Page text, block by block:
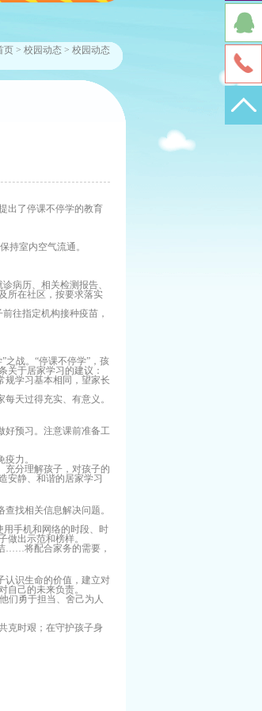
页 > 校园动态 > 校园动态
出了停课不停学的教育
持室内空气流通。
病历、相关检测报告、
所在社区，按要求落实
往指定机构接种疫苗，
之战。“停课不停学”，孩
关于居家学习的建议：
规学习基本相同，望家长
天过得充实、有意义。
好预习。注意课前准备工
力。
充分理解孩子，对孩子的
安静、和谐的居家学习
找相关信息解决问题。
用手机和网络的时段、时
出示范和榜样。
……将配合家务的需要，
认识生命的价值，建立对
己的未来负责。
们勇于担当、舍己为人
克时艰；在守护孩子身